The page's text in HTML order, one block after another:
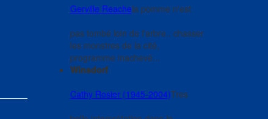
Gerville Reachela pomme n'est
pas tombé loin de l'arbre.. chasser
les monstres de la cité,
programme inachevé...
Winsdorf
Cathy Rosier (1945-2004)Tres